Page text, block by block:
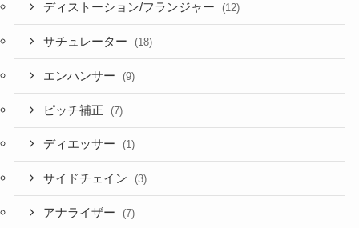
ディストーション/フランジャー (12)
サチュレーター (18)
エンハンサー (9)
ピッチ補正 (7)
ディエッサー (1)
サイドチェイン (3)
アナライザー (7)